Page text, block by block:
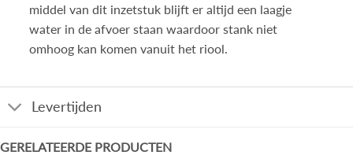
middel van dit inzetstuk blijft er altijd een laagje
water in de afvoer staan waardoor stank niet
omhoog kan komen vanuit het riool.
Levertijden
GERELATEERDE PRODUCTEN